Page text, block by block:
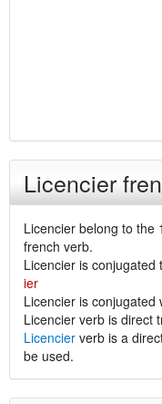
Licencier
Licencier belong to the 1
french verb.
Licencier is
ier
Licencier is conjugated
Licencier verb is direct
Licencier verb is a
be used.